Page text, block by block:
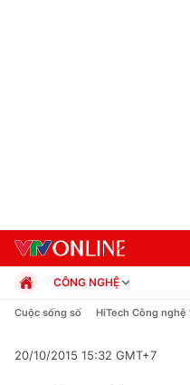
CÔNG NGHỆ
Chính trị
Pháp luật
Cuộc sống số HiTech Công nghệ
20/10/2015 15:32 GMT+7